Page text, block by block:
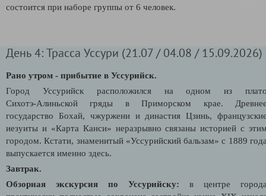
состоится при наборе группы от 6 человек.
День 4: Трасса Уссури (21.07 / 04.08 / 15.09.2026)
Рано утром - прибытие в Уссурийск.
Город Уссурийск расположился на одном из
Сихотэ‑Алиньской гряды в Приморском крае.
государство Бохай, чжуржени и династия Цзинь,
иезуиты и «Карта Канси» неразрывно связаны историей с
городом. Кстати, знаменитый «Уссурийский бальзам» с 1889
выпускается именно здесь.
Завтрак.
Обзорная экскурсия по Уссурийску: в центре